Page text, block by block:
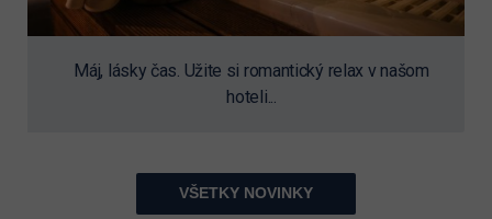
Máj, lásky čas. Užite si romantický relax v našom
hoteli...
VŠETKY NOVINKY